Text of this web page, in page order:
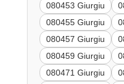
080453 Giurgiu
080455 Giurgiu
080457 Giurgiu
080459 Giurgiu
080471 Giurgiu